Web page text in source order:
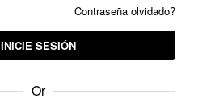
Contraseña olvidado?
INICIE SESIÓN
Or